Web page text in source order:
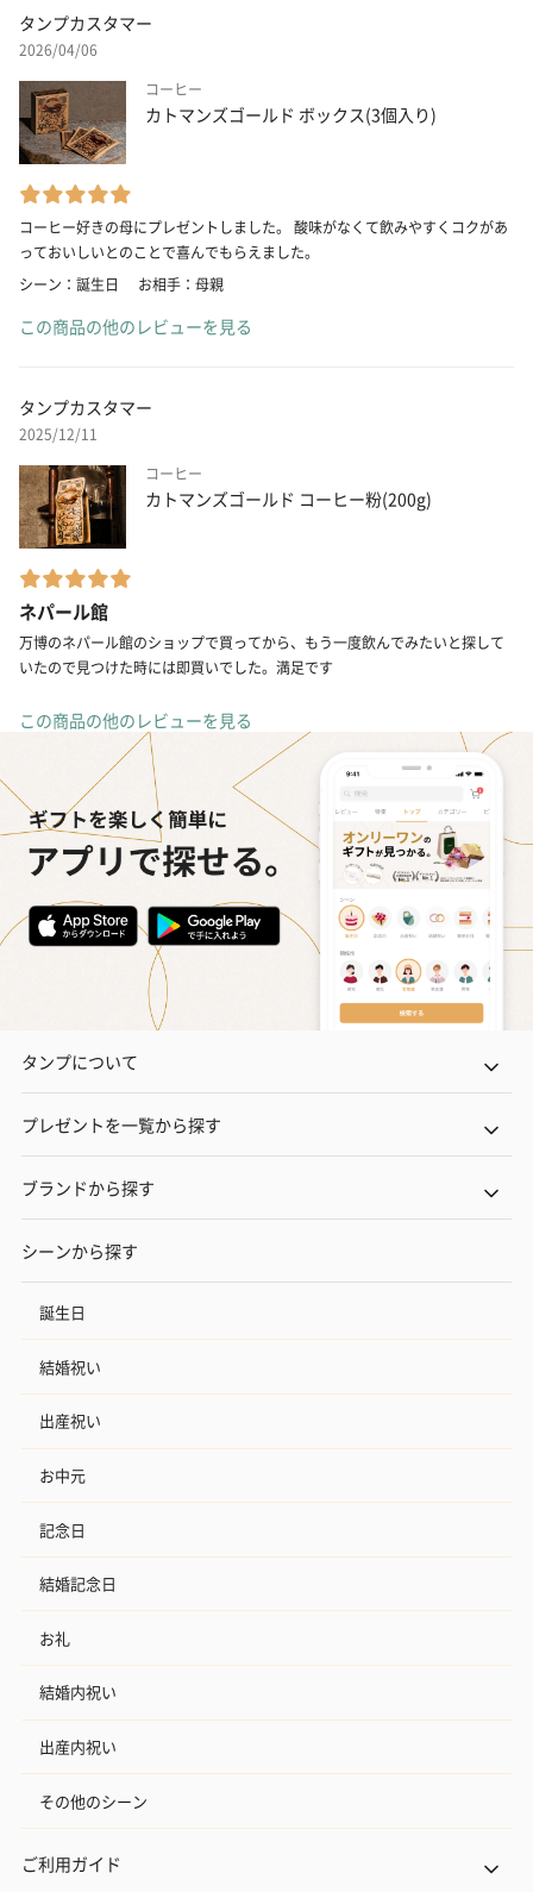
タンプカスタマー
2026/04/06
コーヒー
カトマンズゴールド ボックス(3個入り)
コーヒー好きの母にプレゼントしました。 酸味がなくて飲みやすくコクがあ
っておいしいとのことで喜んでもらえました。
シーン：誕生日
お相手：母親
この商品の他のレビューを見る
タンプカスタマー
2025/12/11
コーヒー
カトマンズゴールド コーヒー粉(200g)
ネパール館
万博のネパール館のショップで買ってから、もう一度飲んでみたいと探して
いたので見つけた時には即買いでした。満足です
この商品の他のレビューを見る
タンプについて
プレゼントを一覧から探す
ブランドから探す
シーンから探す
誕生日
結婚祝い
出産祝い
お中元
記念日
結婚記念日
お礼
結婚内祝い
出産内祝い
その他のシーン
ご利用ガイド